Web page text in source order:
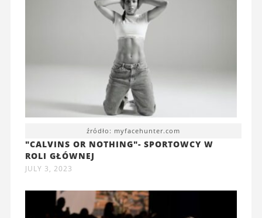
źródło: myfacehunter.com
"CALVINS OR NOTHING"- SPORTOWCY W
ROLI GŁÓWNEJ
JULY 3, 2023